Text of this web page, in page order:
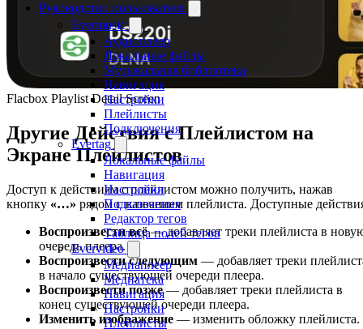
Руководство пользователя
Evermusic
Аудиоплеер
Локальные файлы
Музыкальная библиотека
Навигация
Настройки
Плейлисты
Подключения
Evertag
Локальные файлы
Навигация
Настройки
Подключения
Редактор тегов
Таблица полей тегов
Evervideo
Медиаплеер
Медиатека
Навигация
Настройки
Плейлисты
Flacbox Playlist Detail Screen
Другие Действия с Плейлистом на
Экране Плейлистов
Доступ к действиям с плейлистом можно получить, нажав
кнопку «…» рядом с названием плейлиста. Доступные
Воспроизвести всё— добавляет треки плейлиста в
очередь плеера.
Воспроизвести следующим — добавляет треки
в начало существующей очереди плеера.
Воспроизвести позже— добавляет треки плейлиста в
конец существующей очереди плеера.
Изменить изображение — изменить обложку плейлиста.